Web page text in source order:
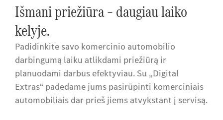
Išmani priežiūra – daugiau laiko
kelyje.
Padidinkite savo komercinio automobilio
darbingumą laiku atlikdami priežiūrą ir
planuodami darbus efektyviau. Su „Digital
Extras“ padedame jums pasirūpinti komerciniais
automobiliais dar prieš jiems atvykstant į servisą.